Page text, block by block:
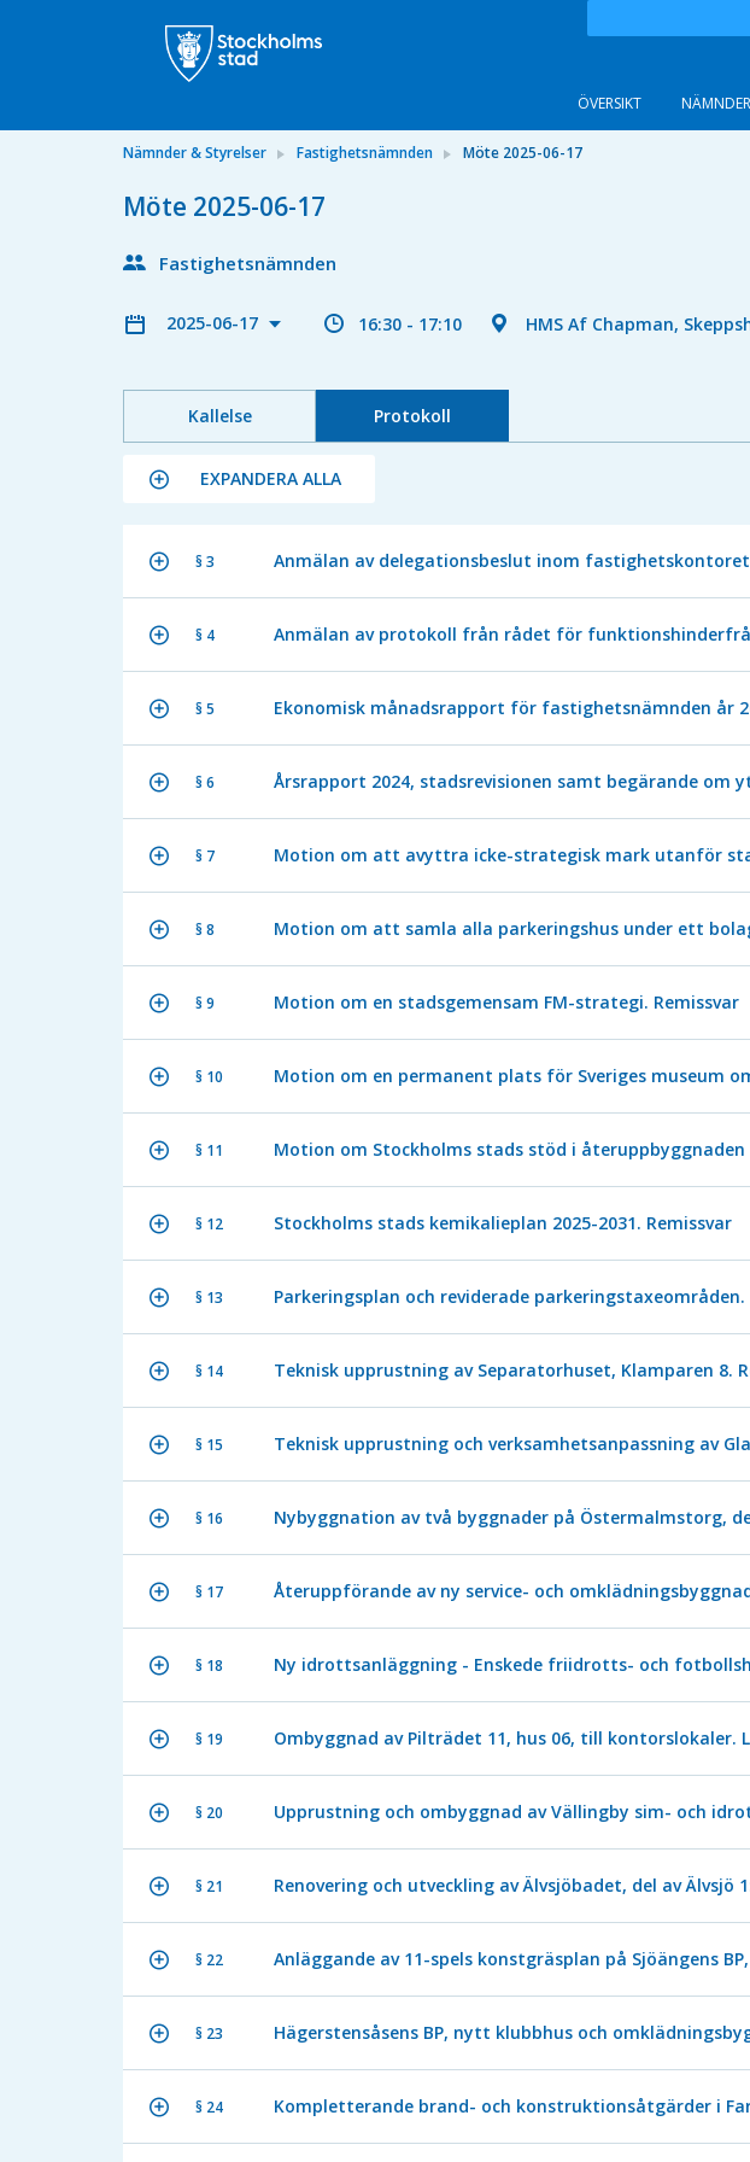
ÖVERSIKT
Nämnder & Styrelser Fastighetsnämnden Möte 2025-06-17
Möte 2025-06-17
Fastighetsnämnden
2025-06-17 16:30 - 17:10 HMS Af Chapman,
Kallelse Protokoll
EXPANDERA ALLA
§ 3 Anmälan av delegationsbeslut inom fastighetskontoret
§ 4 Anmälan av protokoll från rådet för
§ 5 Ekonomisk månadsrapport för fastighetsnämnden år
§ 6 Årsrapport 2024, stadsrevisionen samt begärande
§ 7 Motion om att avyttra icke-strategisk mark utanför
§ 8 Motion om att samla alla parkeringshus under ett
§ 9 Motion om en stadsgemensam FM-strategi. Remissvar
§ 10 Motion om en permanent plats för Sveriges museum
§ 11 Motion om Stockholms stads stöd i återuppbyggnaden
§ 12 Stockholms stads kemikalieplan 2025-2031. Remissvar
§ 13 Parkeringsplan och reviderade parkeringstaxeområden.
§ 14 Teknisk upprustning av Separatorhuset, Klamparen 8.
§ 15 Teknisk upprustning och verksamhetsanpassning av
§ 16 Nybyggnation av två byggnader på Östermalmstorg,
§ 17 Återuppförande av ny service- och
§ 18 Ny idrottsanläggning - Enskede friidrotts- och
§ 19 Ombyggnad av Pilträdet 11, hus 06, till kontorslokaler.
§ 20 Upprustning och ombyggnad av Vällingby sim- och
§ 21 Renovering och utveckling av Älvsjöbadet, del av Älvsjö
§ 22 Anläggande av 11-spels konstgräsplan på Sjöängens
§ 23 Hägerstensåsens BP, nytt klubbhus och
§ 24 Kompletterande brand- och konstruktionsåtgärder i